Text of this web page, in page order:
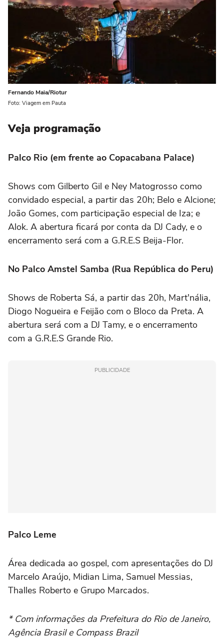
Fernando Maia/Riotur
Foto: Viagem em Pauta
Veja programação
Palco Rio (em frente ao Copacabana Palace)
Shows com Gilberto Gil e Ney Matogrosso como
convidado especial, a partir das 20h; Belo e Alcione;
João Gomes, com participação especial de Iza; e
Alok. A abertura ficará por conta da DJ Cady, e o
encerramento será com a G.R.E.S Beija-Flor.
No Palco Amstel Samba (Rua República do Peru)
Shows de Roberta Sá, a partir das 20h, Mart'nália,
Diogo Nogueira e Feijão com o Bloco da Preta. A
abertura será com a DJ Tamy, e o encerramento
com a G.R.E.S Grande Rio.
PUBLICIDADE
Palco Leme
Área dedicada ao gospel, com apresentações do DJ
Marcelo Araújo, Midian Lima, Samuel Messias,
Thalles Roberto e Grupo Marcados.
* Com informações da Prefeitura do Rio de Janeiro,
Agência Brasil e Compass Brazil